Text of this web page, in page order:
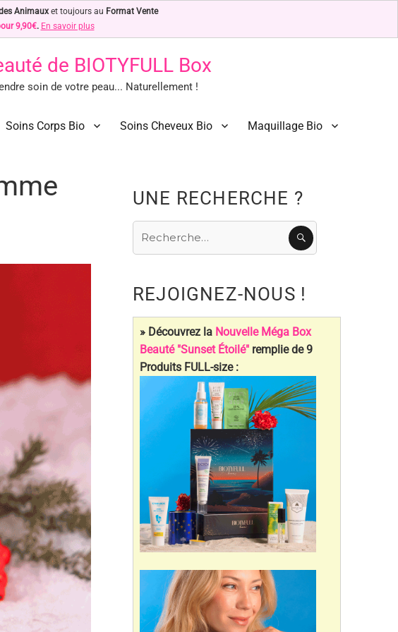
Animauxet toujours au Format Vente
9,90€. En savoir plus
de BIOTYFULL Box
soin de votre peau... Naturellement !
! !
Soins Corps Bio Soins Cheveux Bio Maquillage Bio
UNE RECHERCHE ?
REJOIGNEZ-NOUS !
» Découvrez la Nouvelle Méga Box
Beauté "Sunset Étoilé"remplie de 9
Produits FULL-size :